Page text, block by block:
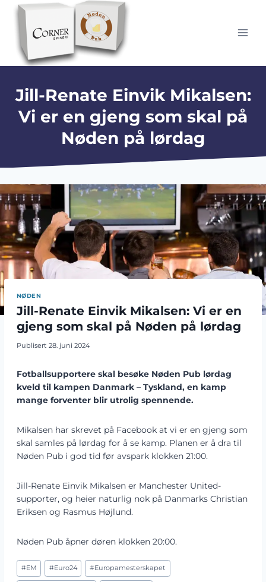
Skip
content
Jill-Renate Einvik Mikalsen:
Vi er en gjeng som skal på
Nøden på lørdag
NØDEN
Jill-Renate Einvik Mikalsen: Vi er en
gjeng som skal på Nøden på lørdag
Publisert 28. juni 2024
Fotballsupportere skal besøke Nøden Pub lørdag
kveld til kampen Danmark – Tyskland, en kamp
mange forventer blir utrolig spennende.
Mikalsen har skrevet på Facebook at vi er en gjeng som
skal samles på lørdag for å se kamp. Planen er å dra til
Nøden Pub i god tid før avspark klokken 21:00.
Jill-Renate Einvik Mikalsen er Manchester United-
supporter, og heier naturlig nok på Danmarks Christian
Eriksen og Rasmus Højlund.
Nøden Pub åpner døren klokken 20:00.
Post
Tags:
#EM #Euro24 #Europamesterskapet